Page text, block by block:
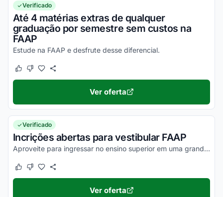
Verificado
Até 4 matérias extras de qualquer
graduação por semestre sem custos na
FAAP
Estude na FAAP e desfrute desse diferencial.
Este cupom funcionou
Este cupom não funcionou
Ver oferta
Verificado
Incrições abertas para vestibular FAAP
Aproveite para ingressar no ensino superior em uma grande instituição.
Este cupom funcionou
Este cupom não funcionou
Ver oferta